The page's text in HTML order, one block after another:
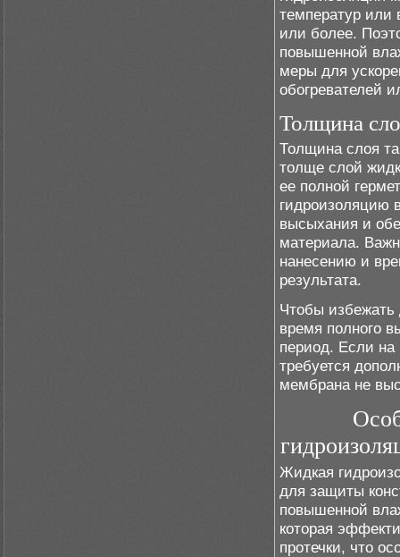
температур или
или более.
повышенной
меры для
обогревателей
Толщина
Толщина слоя
толще слой
ее полной
гидроизоляцию
высыхания и
материала.
нанесению и
результата.
Чтобы избежать
время полного
период. Если
требуется
мембрана не
Жидкая
для защиты
повышенной
которая
протечки, что